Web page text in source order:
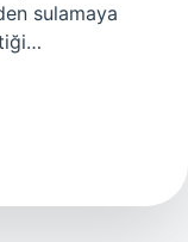
sulamaya